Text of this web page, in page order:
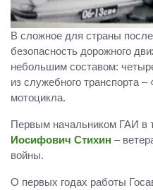
В сложное для страны
безопасность дорожного
небольшим составом:
из служебного транспорта
мотоцикла.
Первым начальником ГАИ в
Иосифович Стихин –
войны.
О первых годах работы